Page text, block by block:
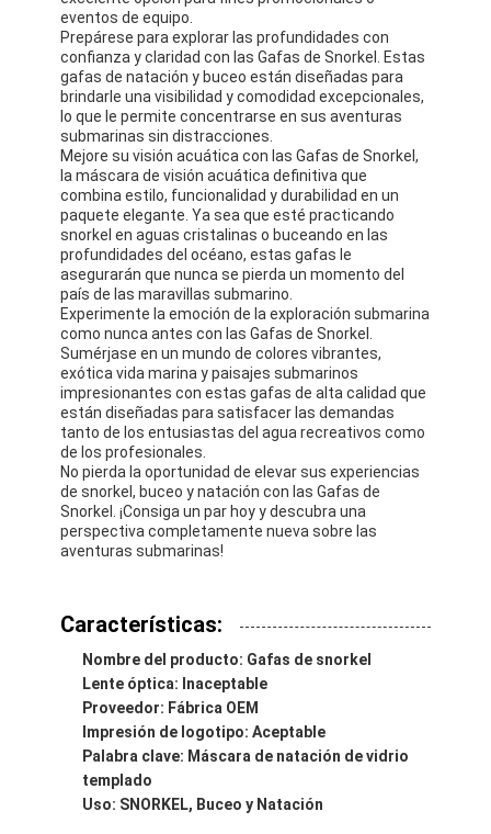
En casa.
Productos
Los vídeos
eventos de equipo.
Prepárese para explorar las profundidades con
confianza y claridad con las Gafas de Snorkel. Estas
gafas de natación y buceo están diseñadas para
brindarle una visibilidad y comodidad excepcionales,
lo que le permite concentrarse en sus aventuras
submarinas sin distracciones.
Mejore su visión acuática con las Gafas de Snorkel,
la máscara de visión acuática definitiva que
combina estilo, funcionalidad y durabilidad en un
paquete elegante. Ya sea que esté practicando
snorkel en aguas cristalinas o buceando en las
profundidades del océano, estas gafas le
asegurarán que nunca se pierda un momento del
país de las maravillas submarino.
Experimente la emoción de la exploración submarina
como nunca antes con las Gafas de Snorkel.
Sumérjase en un mundo de colores vibrantes,
exótica vida marina y paisajes submarinos
impresionantes con estas gafas de alta calidad que
están diseñadas para satisfacer las demandas
tanto de los entusiastas del agua recreativos como
de los profesionales.
No pierda la oportunidad de elevar sus experiencias
de snorkel, buceo y natación con las Gafas de
Snorkel. ¡Consiga un par hoy y descubra una
perspectiva completamente nueva sobre las
aventuras submarinas!
Características:
Nombre del producto: Gafas de snorkel
Lente óptica: Inaceptable
Proveedor: Fábrica OEM
Impresión de logotipo: Aceptable
Palabra clave: Máscara de natación de vidrio
templado
Uso: SNORKEL, Buceo y Natación